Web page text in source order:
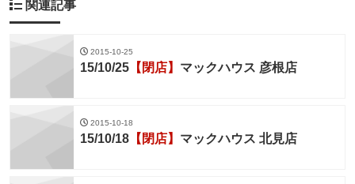
関連記事
2015-10-25
15/10/25 【閉店】 マックハウス 彦根店
2015-10-18
15/10/18 【閉店】 マックハウス 北見店